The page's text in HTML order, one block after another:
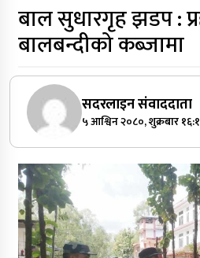
बाल सुधारगृह झडप :
बालबन्दीको कब्जामा
सदरलाइन संवाददाता
५ आश्विन २०८०, शुक्रबार